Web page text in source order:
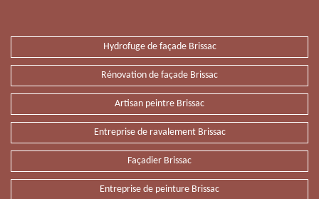
Hydrofuge de façade Brissac
Rénovation de façade Brissac
Artisan peintre Brissac
Entreprise de ravalement Brissac
Façadier Brissac
Entreprise de peinture Brissac